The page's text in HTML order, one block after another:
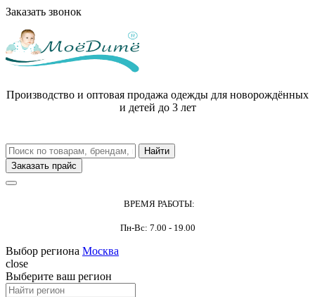
Заказать звонок
Производство и оптовая продажа одежды для новорождённых
и детей до 3 лет
Заказать прайс
ВРЕМЯ РАБОТЫ:
Пн-Вс: 7.00 - 19.00
Выбор региона Москва
close
Выберите ваш регион